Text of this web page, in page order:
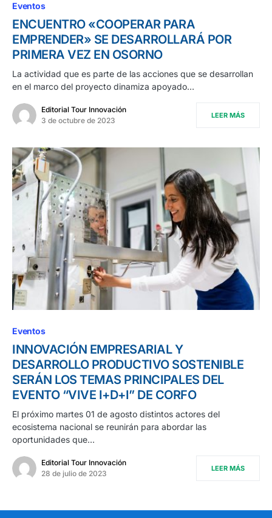
Eventos
ENCUENTRO «COOPERAR PARA
EMPRENDER» SE DESARROLLARÁ POR
PRIMERA VEZ EN OSORNO
La actividad que es parte de las acciones que se desarrollan
en el marco del proyecto dinamiza apoyado…
Editorial Tour Innovación
3 de octubre de 2023
LEER MÁS
Eventos
INNOVACIÓN EMPRESARIAL Y
DESARROLLO PRODUCTIVO SOSTENIBLE
SERÁN LOS TEMAS PRINCIPALES DEL
EVENTO “VIVE I+D+I” DE CORFO
El próximo martes 01 de agosto distintos actores del
ecosistema nacional se reunirán para abordar las
oportunidades que…
Editorial Tour Innovación
28 de julio de 2023
LEER MÁS